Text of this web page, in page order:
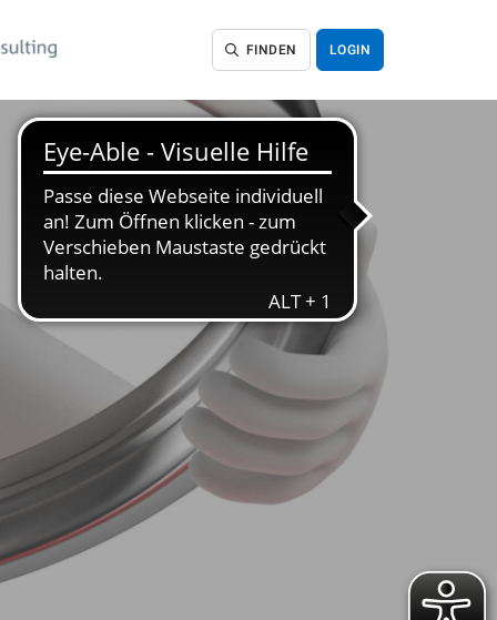
FINDEN LOGIN